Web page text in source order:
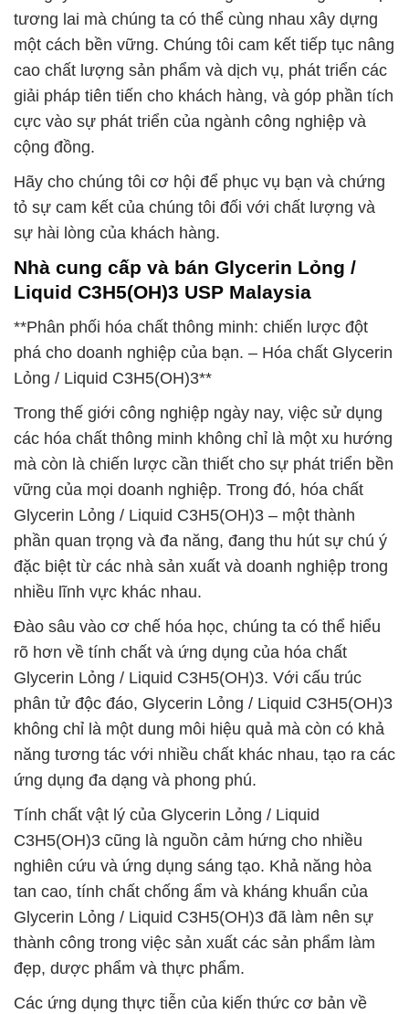
tương lai mà chúng ta có thể cùng nhau xây dựng
một cách bền vững. Chúng tôi cam kết tiếp tục nâng
cao chất lượng sản phẩm và dịch vụ, phát triển các
giải pháp tiên tiến cho khách hàng, và góp phần tích
cực vào sự phát triển của ngành công nghiệp và
cộng đồng.
Hãy cho chúng tôi cơ hội để phục vụ bạn và chứng
tỏ sự cam kết của chúng tôi đối với chất lượng và
sự hài lòng của khách hàng.
Nhà cung cấp và bán Glycerin Lỏng /
Liquid C3H5(OH)3 USP Malaysia
**Phân phối hóa chất thông minh: chiến lược đột
phá cho doanh nghiệp của bạn. – Hóa chất Glycerin
Lỏng / Liquid C3H5(OH)3**
Trong thế giới công nghiệp ngày nay, việc sử dụng
các hóa chất thông minh không chỉ là một xu hướng
mà còn là chiến lược cần thiết cho sự phát triển bền
vững của mọi doanh nghiệp. Trong đó, hóa chất
Glycerin Lỏng / Liquid C3H5(OH)3 – một thành
phần quan trọng và đa năng, đang thu hút sự chú ý
đặc biệt từ các nhà sản xuất và doanh nghiệp trong
nhiều lĩnh vực khác nhau.
Đào sâu vào cơ chế hóa học, chúng ta có thể hiểu
rõ hơn về tính chất và ứng dụng của hóa chất
Glycerin Lỏng / Liquid C3H5(OH)3. Với cấu trúc
phân tử độc đáo, Glycerin Lỏng / Liquid C3H5(OH)3
không chỉ là một dung môi hiệu quả mà còn có khả
năng tương tác với nhiều chất khác nhau, tạo ra các
ứng dụng đa dạng và phong phú.
Tính chất vật lý của Glycerin Lỏng / Liquid
C3H5(OH)3 cũng là nguồn cảm hứng cho nhiều
nghiên cứu và ứng dụng sáng tạo. Khả năng hòa
tan cao, tính chất chống ẩm và kháng khuẩn của
Glycerin Lỏng / Liquid C3H5(OH)3 đã làm nên sự
thành công trong việc sản xuất các sản phẩm làm
đẹp, dược phẩm và thực phẩm.
Các ứng dụng thực tiễn của kiến thức cơ bản về